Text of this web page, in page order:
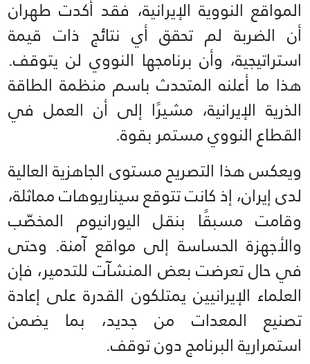
المواقع النووية الإيرانية، فقد أكدت طهران
أن الضربة لم تحقق أي نتائج ذات قيمة
استراتيجية، وأن برنامجها النووي لن يتوقف.
هذا ما أعلنه المتحدث باسم منظمة الطاقة
الذرية الإيرانية، مشيرًا إلى أن العمل في
القطاع النووي مستمر بقوة.
ويعكس هذا التصريح مستوى الجاهزية العالية
لدى إيران، إذ كانت تتوقع سيناريوهات مماثلة،
وقامت مسبقًا بنقل اليورانيوم المخصّب
والأجهزة الحساسة إلى مواقع آمنة. وحتى
في حال تعرضت بعض المنشآت للتدمير، فإن
العلماء الإيرانيين يمتلكون القدرة على إعادة
تصنيع المعدات من جديد، بما يضمن
استمرارية البرنامج دون توقف.